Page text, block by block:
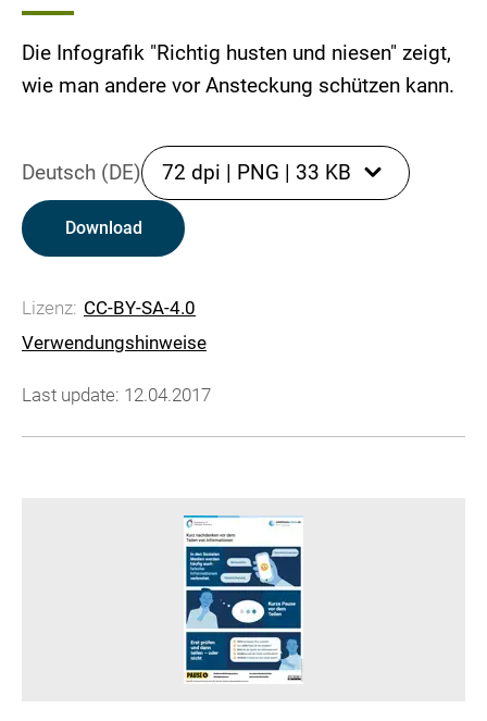
Die Infografik "Richtig husten und niesen" zeigt,
wie man andere vor Ansteckung schützen kann.
Deutsch (DE) 72 dpi | PNG | 33 KB
Download
Lizenz: CC-BY-SA-4.0
Verwendungshinweise
Last update: 12.04.2017